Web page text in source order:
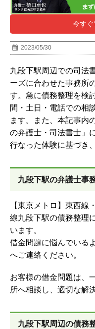
今すぐ
2023/05/30
九段下駅周辺での司法
ーズに合わせた事務所
す。急に債務整理を検
間・土日・電話での相
ます。また、本記事内
の弁護士・司法書士」
行なった体験に基づき
九段下駅の弁護士事
【東京メトロ】東西線
線九段下駅の債務整理
います。
借金問題に悩んでいる
へご連絡ください。
お客様の借金問題は、
所へ相談し、適切な解
九段下駅周辺の債務